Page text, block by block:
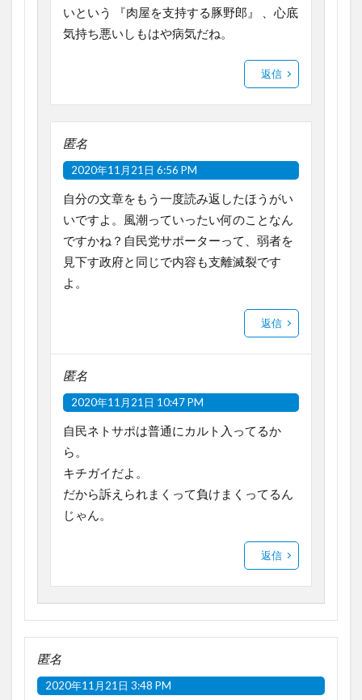
いという 『肉屋を支持する豚野郎』 、心底
気持ち悪いしもはや病気だね。
返信
匿名
2020年11月21日 6:56 PM
自分の文章をもう一度読み返したほうがい
いですよ。風潮っていったい何のことなん
ですかね？自民党サポーターって、弱者を
見下す政府と同じで内容も支離滅裂です
よ。
返信
匿名
2020年11月21日 10:47 PM
自民ネトサポは普通にカルト入ってるか
ら。
キチガイだよ。
だから訴えられまくって負けまくってるん
じゃん。
返信
匿名
2020年11月21日 3:48 PM